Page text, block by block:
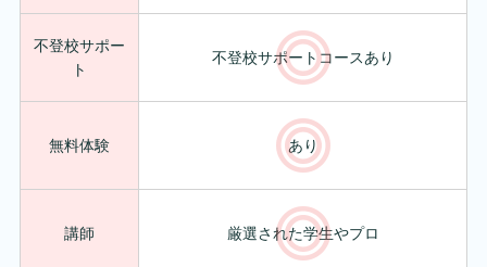
不登校サポー
ト
不登校サポートコースあり
無料体験 あり
講師 厳選された学生やプロ